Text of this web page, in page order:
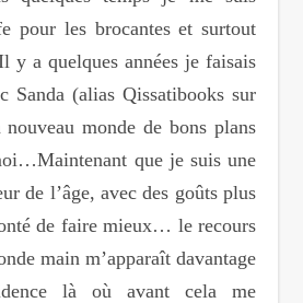
pour les brocantes et surtout
y a quelques années je faisais
Sanda (alias Qissatibooks sur
monde de bons plans
que je suis une
de l’âge, avec des goûts plus
de faire mieux… le recours
main m’apparaît davantage
là où avant cela me